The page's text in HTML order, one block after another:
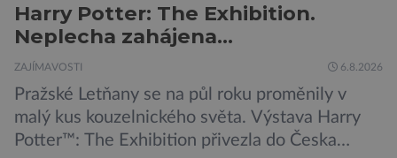
Harry Potter: The Exhibition.
Neplecha zahájena…
ZAJÍMAVOSTI 6.8.2026
Pražské Letňany se na půl roku proměnily v
malý kus kouzelnického světa. Výstava Harry
Potter™: The Exhibition přivezla do Česka